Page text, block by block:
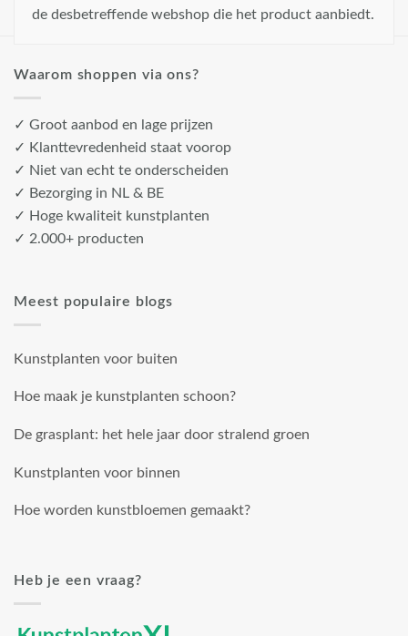
de desbetreffende webshop die het product aanbiedt.
Waarom shoppen via ons?
✓ Groot aanbod en lage prijzen
✓ Klanttevredenheid staat voorop
✓ Niet van echt te onderscheiden
✓ Bezorging in NL & BE
✓ Hoge kwaliteit kunstplanten
✓ 2.000+ producten
Meest populaire blogs
Kunstplanten voor buiten
Hoe maak je kunstplanten schoon?
De grasplant: het hele jaar door stralend groen
Kunstplanten voor binnen
Hoe worden kunstbloemen gemaakt?
Heb je een vraag?